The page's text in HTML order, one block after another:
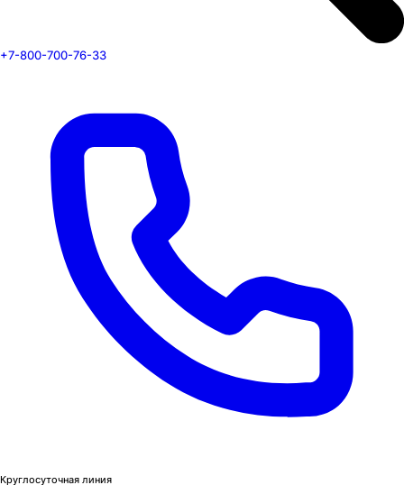
+7-800-700-76-33
Круглосуточная линия